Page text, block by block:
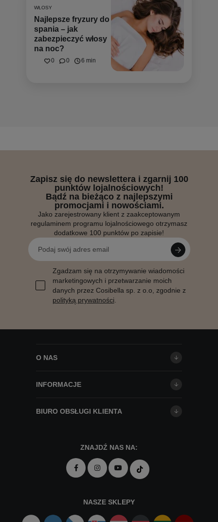
WŁOSY
Najlepsze fryzury do
spania – jak
zabezpieczyć włosy
na noc?
0 0 6 min
Zapisz się do newslettera i zgarnij 100
punktów lojalnościowych!
Bądź na bieżąco z najlepszymi
promocjami i nowościami.
Jako zarejestrowany klient z zaakceptowanym
regulaminem programu lojalnościowego otrzymasz
dodatkowe 100 punktów po zapisie!
Zgadzam się na otrzymywanie wiadomości
marketingowych i przetwarzanie moich
danych przez Cosibella sp. z o.o, zgodnie z
polityką prywatności.
O NAS
INFORMACJE
BIURO OBSŁUGI KLIENTA
ZNAJDŹ NAS NA:
NASZE SKLEPY